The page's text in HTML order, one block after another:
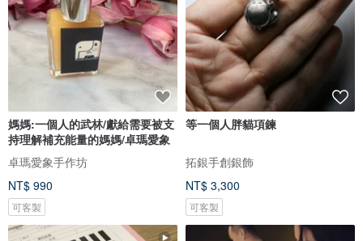
媽媽:一個人的武林/獻給需要被支
持理解補充能量的媽媽/卓瑪愛象
卓瑪愛象手作坊
NT$ 990
可客製
等一個人胖貓項鍊
拓銀手創銀飾
NT$ 3,300
可客製